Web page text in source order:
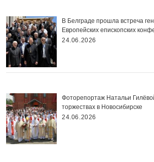
В Белграде прошла встреча
Европейских епископских
24.06.2026
Фоторепортаж Натальи
торжествах в Новосибирске
24.06.2026